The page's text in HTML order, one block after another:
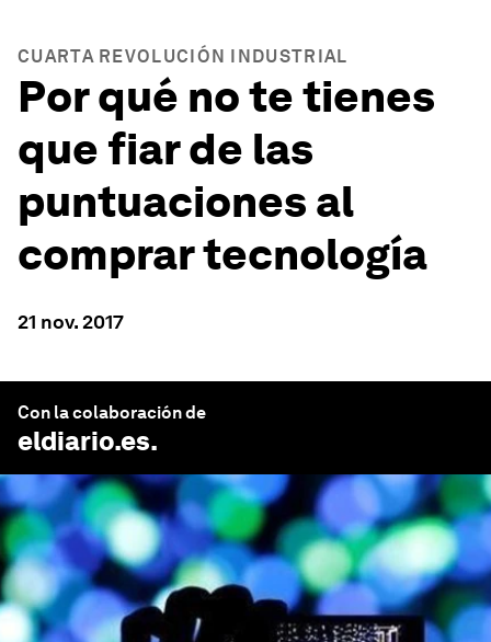
CUARTA REVOLUCIÓN INDUSTRIAL
Por qué no te tienes
que fiar de las
puntuaciones al
comprar tecnología
21 nov. 2017
Con la colaboración de
eldiario.es.